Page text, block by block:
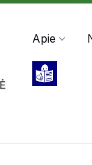
Apie